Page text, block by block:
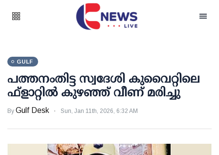
GULF
പത്തനംതിട്ട സ്വദേശി കുവൈറ്റിലെ
ഫ്‌ളാറ്റില്‍ കുഴഞ്ഞ് വീണ് മരിച്ചു
By Gulf Desk Sun, Jan 11th, 2026, 6:32 AM